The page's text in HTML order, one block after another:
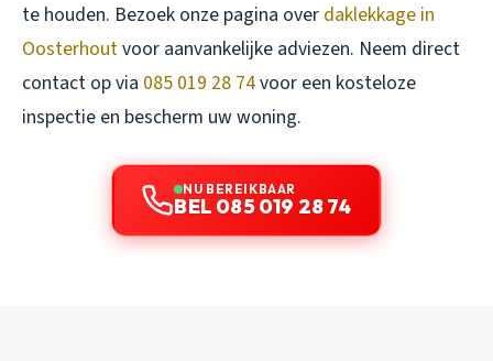
te houden. Bezoek onze pagina over daklekkage in
Oosterhoutvoor aanvankelijke adviezen. Neem direct
contact op via 085 019 28 74voor een kosteloze
inspectie en bescherm uw woning.
NU BEREIKBAAR
BEL 085 019 28 74